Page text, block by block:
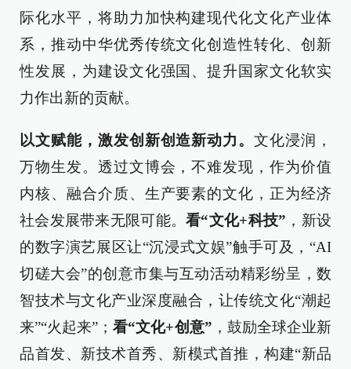
际化水平，将助力加快构建现代化文化产业体
系，推动中华优秀传统文化创造性转化、创新
性发展，为建设文化强国、提升国家文化软实
力作出新的贡献。
以文赋能，激发创新创造新动力。文化浸润，
万物生发。透过文博会，不难发现，作为价值
内核、融合介质、生产要素的文化，正为经济
社会发展带来无限可能。看“文化+科技” ，新设
的数字演艺展区让“沉浸式文娱”触手可及，“AI
切磋大会”的创意市集与互动活动精彩纷呈，数
智技术与文化产业深度融合，让传统文化“潮起
来”“火起来”；看“文化+创意” ，鼓励全球企业新
品首发、新技术首秀、新模式首推，构建“新品